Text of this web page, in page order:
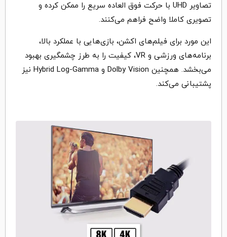
تصاویر UHD با حرکت فوق العاده سریع را ممکن کرده و
تصویری کاملا واضح فراهم می‌کنند.
این مورد برای فیلم‌های اکشن، بازی‌هایی با عملکرد بالا،
برنامه‌های ورزشی و VR، کیفیت را به طرز چشمگیری بهبود
می‌بخشد. همچنین Dolby Vision و Hybrid Log-Gamma نیز
پشتیبانی می‌کند.